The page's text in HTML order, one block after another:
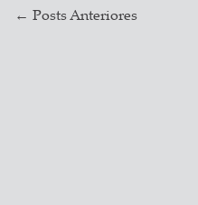
← Posts Anteriores